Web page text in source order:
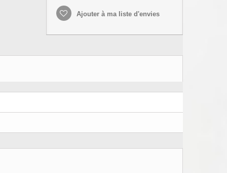
Ajouter à ma liste d'envies